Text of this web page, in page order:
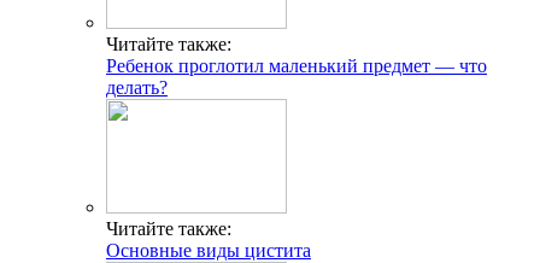
Читайте также:
Ребенок проглотил маленький предмет — что
делать?
Читайте также:
Основные виды цистита